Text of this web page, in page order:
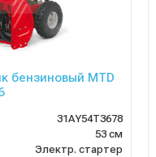
бензиновый MTD
31AY54T3678
53 см
Электр. стартер